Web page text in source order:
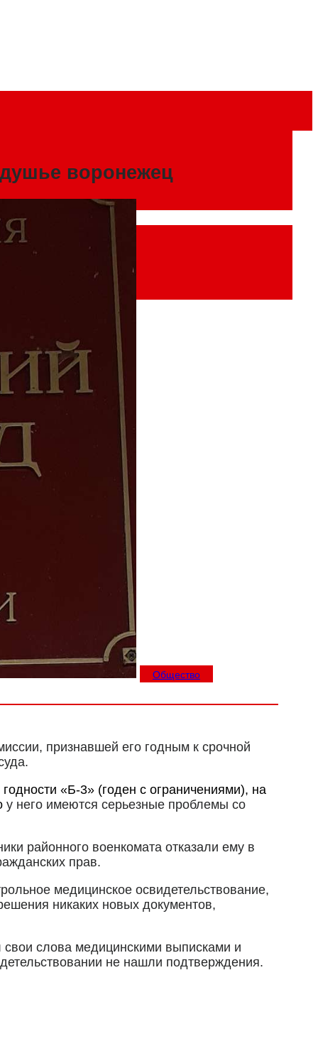
воронежец
Общество
признавшей его годным к срочной
«Б-3» (годен с ограничениями), на
у него имеются серьезные проблемы со
районного военкомата отказали ему в
прав.
медицинское освидетельствование,
никаких новых документов,
слова медицинскими выписками и
не нашли подтверждения.